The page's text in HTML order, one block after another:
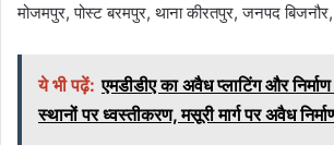
मोजमपुर, पोस्ट बरमपुर, थाना कीरतपुर, जनपद
ये भी पढ़ें: एमडीडीए का अवैध प्लाटिंग और
स्थानों पर ध्वस्तीकरण, मसूरी मार्ग पर अवैध